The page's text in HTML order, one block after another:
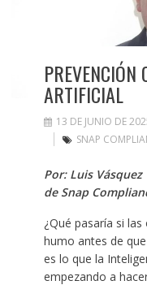
PREVENCIÓN
ARTIFICIAL
13 DE JUNIO DE
SNAP
Por: Luis
de Snap
¿Qué pasaría si
humo antes de
es lo que la
empezando a